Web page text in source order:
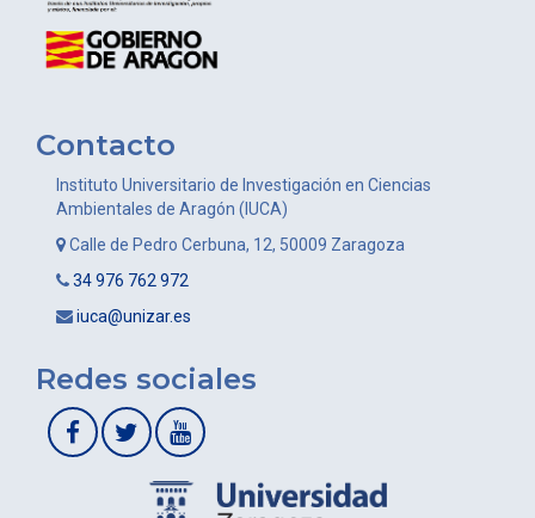
Contacto
Instituto Universitario de Investigación en Ciencias
Ambientales de Aragón (IUCA)
Calle de Pedro Cerbuna, 12, 50009 Zaragoza
34 976 762 972
iuca@unizar.es
Redes sociales